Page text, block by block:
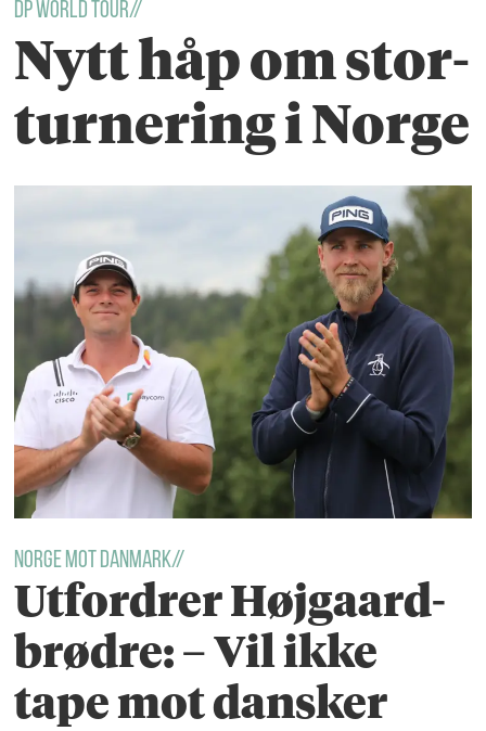
Dp World Tour//
Nytt håp om stor-
turnering i Norge
Norge mot Danmark//
Utfordrer Højgaard-
brødre: – Vil ikke
tape mot dansker